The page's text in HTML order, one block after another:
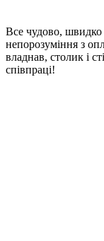
Все чудово, швидко
непорозуміння з
владнав, столик і
співпраці!